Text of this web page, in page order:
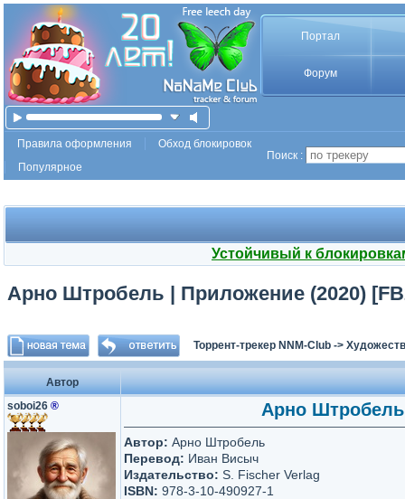
Портал
Форум
Правила оформления
Обход блокировок
Популярное
Поиск :
Устойчивый к
Арно Штробель | Приложение (2020)
Торрент-трекер NNM-Club ->
Автор
soboi26 ® Арно Штробель
Автор: Арно Штробель
Перевод: Иван Висыч
Издательство: S. Fischer Verlag
ISBN: 978-3-10-490927-1